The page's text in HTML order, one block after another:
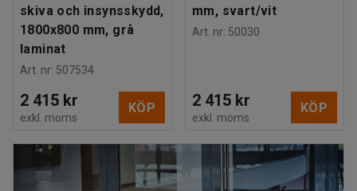
skiva och insynsskydd,
1800x800 mm, grå
laminat
Art. nr: 507534
2 415 kr
exkl. moms
KÖP
mm, svart/vit
Art. nr: 50030
2 415 kr
exkl. moms
KÖP